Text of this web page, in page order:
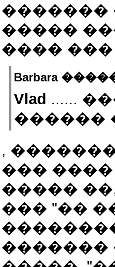
�������
�����
����
Barbara
Vlad ......
������
,
��� ����
�����
��� "��
�������